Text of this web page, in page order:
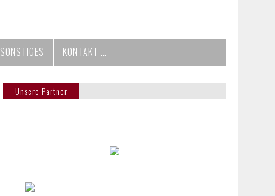
SONSTIGES KONTAKT …
Unsere Partner